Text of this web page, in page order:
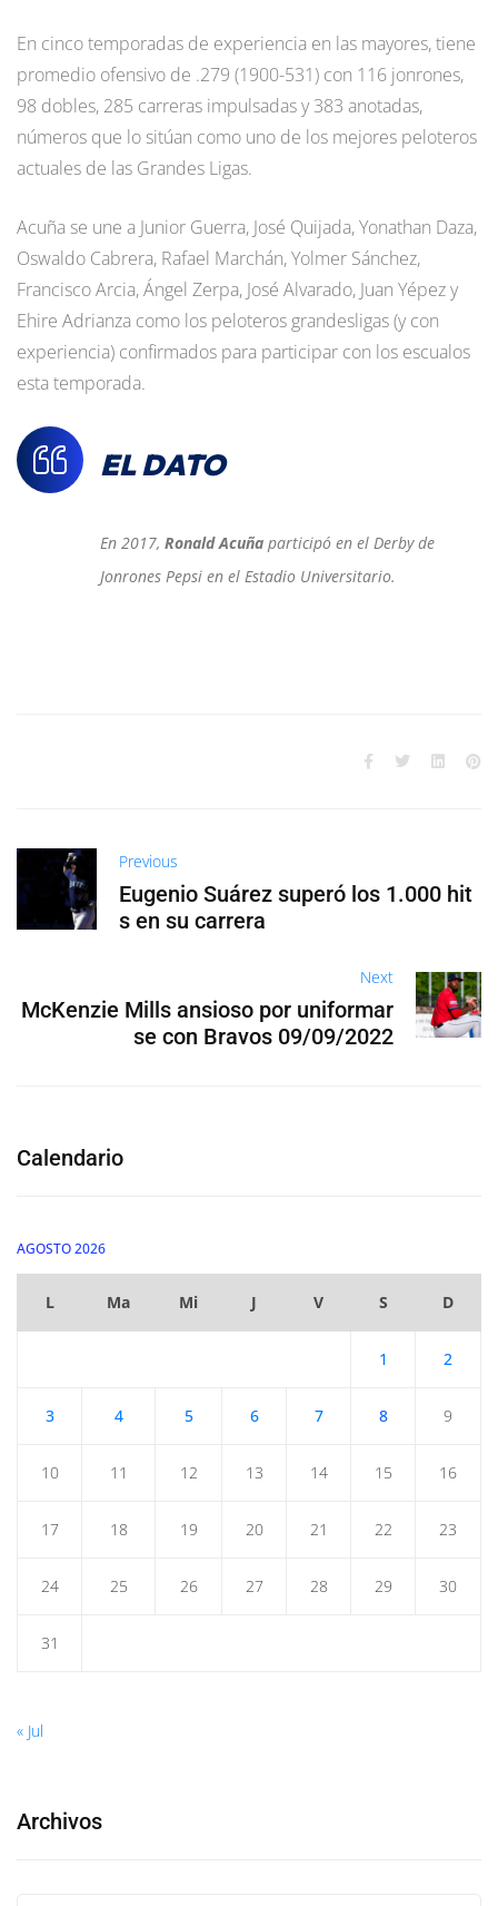
En cinco temporadas de experiencia en las mayores, tiene
promedio ofensivo de .279 (1900-531) con 116 jonrones,
98 dobles, 285 carreras impulsadas y 383 anotadas,
números que lo sitúan como uno de los mejores peloteros
actuales de las Grandes Ligas.
Acuña se une a Junior Guerra, José Quijada, Yonathan Daza,
Oswaldo Cabrera, Rafael Marchán, Yolmer Sánchez,
Francisco Arcia, Ángel Zerpa, José Alvarado, Juan Yépez y
Ehire Adrianza como los peloteros grandesligas (y con
experiencia) confirmados para participar con los escualos
esta temporada.
EL DATO
En 2017, Ronald Acuña participó en el Derby de
Jonrones Pepsi en el Estadio Universitario.
Previous
Eugenio Suárez superó los 1.000 hit
s en su carrera
Next
McKenzie Mills ansioso por uniformar
se con Bravos 09/09/2022
Calendario
AGOSTO 2026
L Ma Mi J V S D
1 2
3 4 5 6 7 8 9
10 11 12 13 14 15 16
17 18 19 20 21 22 23
24 25 26 27 28 29 30
31
« Jul
Archivos